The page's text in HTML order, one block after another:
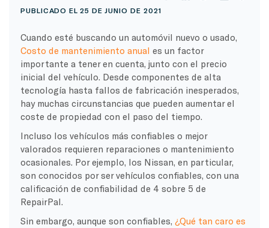
PUBLICADO EL 25 DE JUNIO DE 2021
Cuando esté buscando un automóvil nuevo o usado,
Costo de mantenimiento anual es un factor
importante a tener en cuenta, junto con el precio
inicial del vehículo. Desde componentes de alta
tecnología hasta fallos de fabricación inesperados,
hay muchas circunstancias que pueden aumentar el
coste de propiedad con el paso del tiempo.
Incluso los vehículos más confiables o mejor
valorados requieren reparaciones o mantenimiento
ocasionales. Por ejemplo, los Nissan, en particular,
son conocidos por ser vehículos confiables, con una
calificación de confiabilidad de 4 sobre 5 de
RepairPal.
Sin embargo, aunque son confiables, ¿Qué tan caro es